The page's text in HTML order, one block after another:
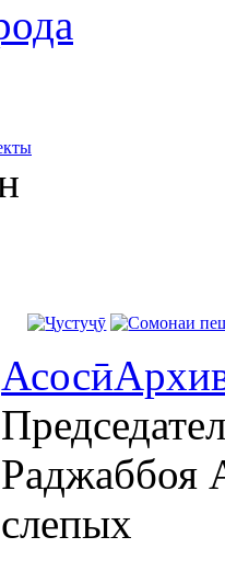
Асосӣ
Раджаббоя
слепых